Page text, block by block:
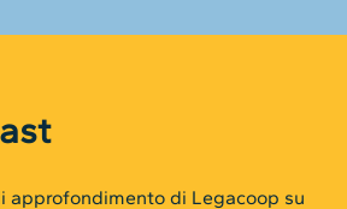
approfondimento di Legacoop su